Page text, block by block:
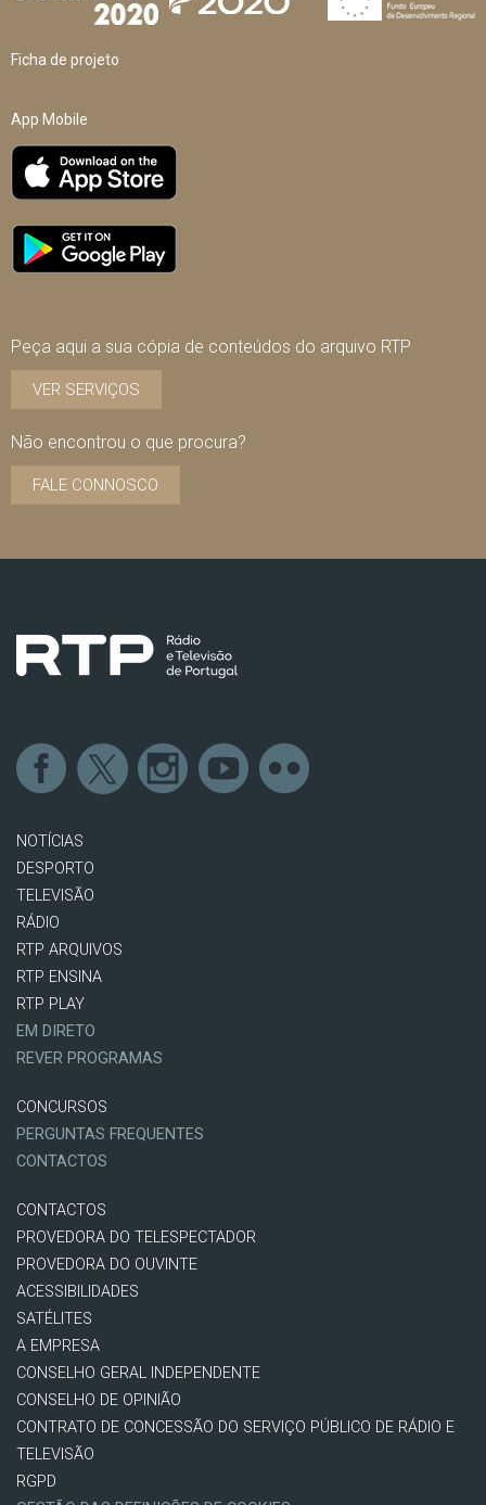
Ficha de projeto
App Mobile
Peça aqui a sua cópia de conteúdos do arquivo RTP
VER SERVIÇOS
Não encontrou o que procura?
FALE CONNOSCO
NOTÍCIAS
DESPORTO
TELEVISÃO
RÁDIO
RTP ARQUIVOS
RTP ENSINA
RTP PLAY
EM DIRETO
REVER PROGRAMAS
CONCURSOS
PERGUNTAS FREQUENTES
CONTACTOS
CONTACTOS
PROVEDORA DO TELESPECTADOR
PROVEDORA DO OUVINTE
ACESSIBILIDADES
SATÉLITES
A EMPRESA
CONSELHO GERAL INDEPENDENTE
CONSELHO DE OPINIÃO
CONTRATO DE CONCESSÃO DO SERVIÇO PÚBLICO DE RÁDIO E
TELEVISÃO
RGPD